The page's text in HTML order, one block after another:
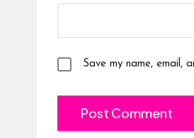
Save my name, email,